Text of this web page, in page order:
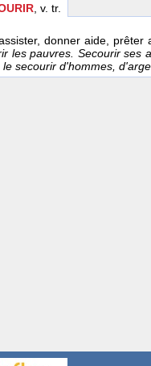
, v. tr.
donner aide, prêter
les pauvres. Secourir ses
le secourir d'hommes,